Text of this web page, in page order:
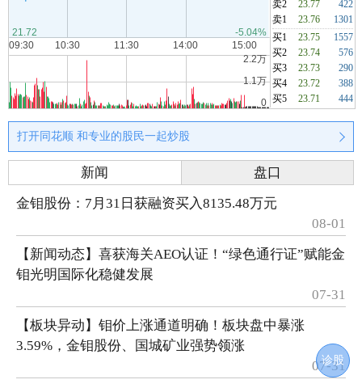
卖2
23.77
422
卖1
23.76
1301
买1
23.75
1557
买2
23.74
576
买3
23.73
290
买4
23.72
388
买5
23.71 444
打开同花顺 和专业的股民一起炒股
诊股
新闻
盘口
金钼股份：7月31日获融资买入8135.48万元
08-01
【新闻动态】喜获海关AEO认证！“绿色通行证”赋能金
钼光明国际化稳健发展
07-31
【板块异动】钼价上涨通道明确！板块盘中暴涨
3.59%，金钼股份、国城矿业强势领涨
07-31